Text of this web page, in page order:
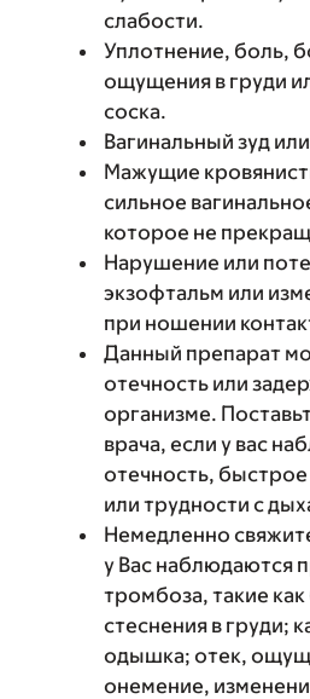
слабости.
Уплотнение, боль,
ощущения в груди
соска.
Вагинальный зуд
Мажущие
сильное
которое не
Нарушение или
экзофтальм или
при ношении
Данный препарат
отечность или
организме.
врача, если у вас
отечность, быстрое
или трудности с
Немедленно
у Вас наблюдаются
тромбоза, такие
стеснения в груди;
одышка; отек,
онемение,